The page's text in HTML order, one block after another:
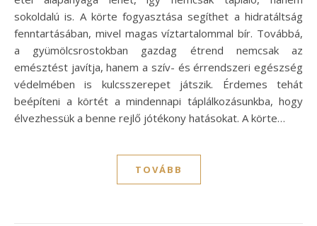
sokoldalú is. A körte fogyasztása segíthet a hidratáltság
fenntartásában, mivel magas víztartalommal bír. Továbbá,
a gyümölcsrostokban gazdag étrend nemcsak az
emésztést javítja, hanem a szív- és érrendszeri egészség
védelmében is kulcsszerepet játszik. Érdemes tehát
beépíteni a körtét a mindennapi táplálkozásunkba, hogy
élvezhessük a benne rejlő jótékony hatásokat. A körte…
TOVÁBB